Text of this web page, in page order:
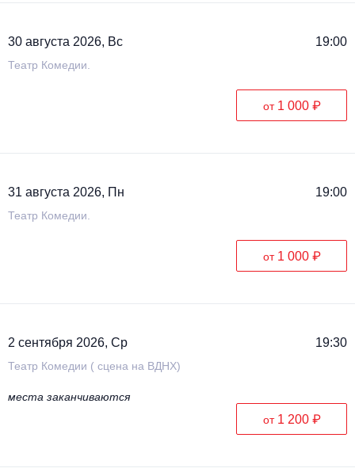
30 августа 2026, Вс 19:00
Театр Комедии.
от 1 000 ₽
31 августа 2026, Пн 19:00
Театр Комедии.
от 1 000 ₽
2 сентября 2026, Ср 19:30
Театр Комедии ( сцена на ВДНХ)
места заканчиваются
от 1 200 ₽